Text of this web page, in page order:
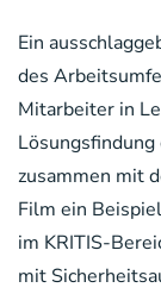
Ein
des
Mitarbeiter in
zusammen mit
Film ein
im KRITIS-
mit